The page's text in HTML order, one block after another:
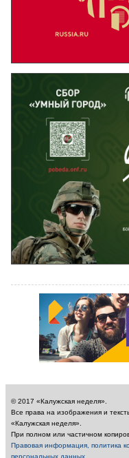
© 2017 «Калужская неделя».
Все права на изображения и
«Калужская неделя».
При полном или частичном
Правовая информация, политика
персональных данных